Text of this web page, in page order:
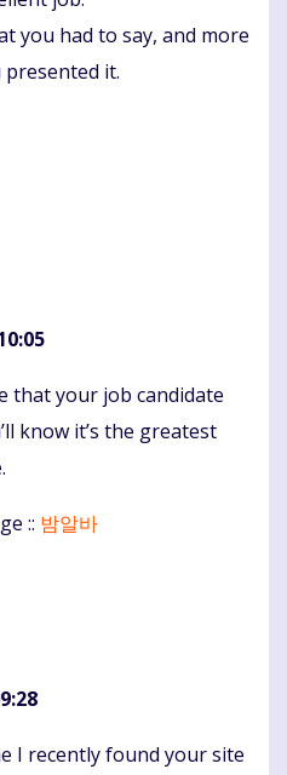
you had to say, and more
it.
that your job candidate
know it’s the greatest
:: 밤알바
I recently found your site